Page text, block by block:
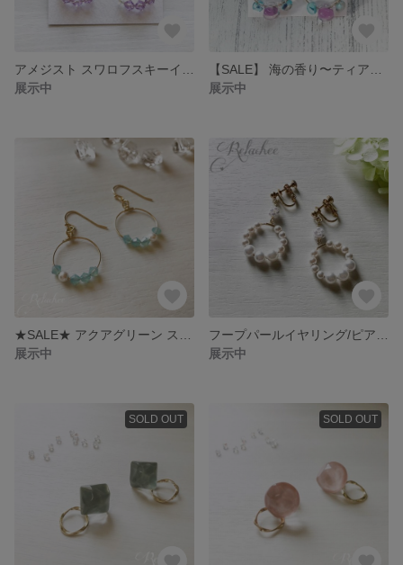
展示中
展示中
展示中
展示中
SOLD OUT SOLD OUT